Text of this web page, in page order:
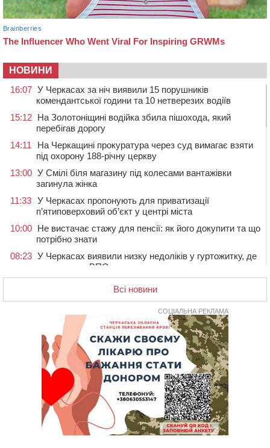
НОВИНИ
16:07 У Черкасах за ніч виявили 15 порушників
комендантської години та 10 нетверезих водіїв
15:12 На Золотоніщині водійка збила пішохода, який
перебігав дорогу
14:11
На Черкащині прокуратура через суд вимагає взяти
під охорону 188-річну церкву
13:00 У Смілі біля магазину під колесами вантажівки
загинула жінка
11:33 У Черкасах пропонують для приватизації
п’ятиповерховий об’єкт у центрі міста
10:00 Не вистачає стажу для пенсії: як його докупити та що
потрібно знати
08:23 У Черкасах виявили низку недоліків у гуртожитку, де
проживають ВПО
07 СЕРПНЯ 2026, П'ЯТНИЦЯ
20:55
На Черкащині врятували рідкісного чорного грифа
Черкаси виділять близько 20 млн грн на роботу
ліцею “Перспектива” до кінця року
На Уманщині суд припинив право оренди земельних
ділянок, незаконно переданих іноземцем
Вихователька з Черкас і дві педагогині з області
стали фіналістками Global Teacher Prize Ukraine 2026
Зарядка, йога, сапи та нові знайомства: у Черкасах
закрили сезон літнього табору для людей поважного
Всі новини
СОЦІАЛЬНА РЕКЛАМА